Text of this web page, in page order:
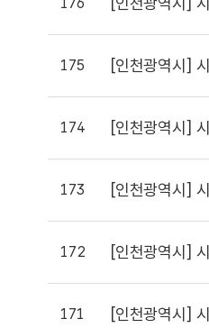
175 [인천광역시]
174 [인천광역시]
173 [인천광역시]
172 [인천광역시]
171 [인천광역시]